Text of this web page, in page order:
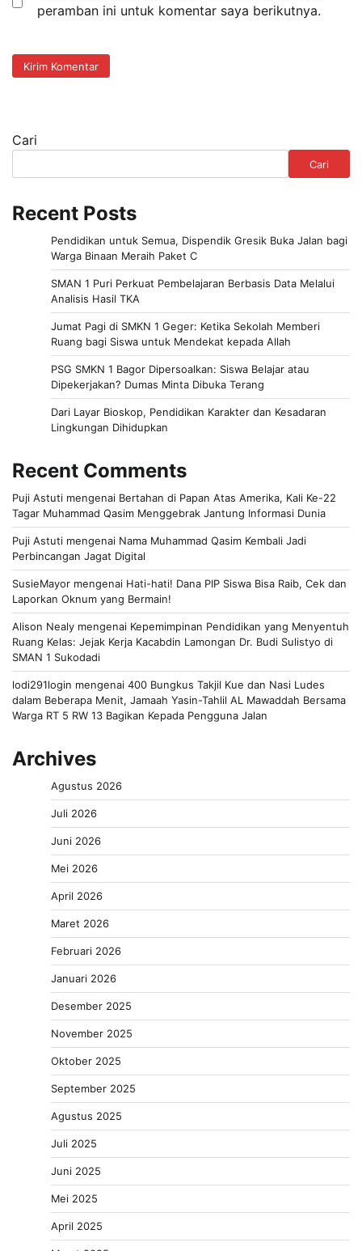
peramban ini untuk komentar saya berikutnya.
Cari
Cari
Recent Posts
Pendidikan untuk Semua, Dispendik Gresik Buka Jalan bagi
Warga Binaan Meraih Paket C
SMAN 1 Puri Perkuat Pembelajaran Berbasis Data Melalui
Analisis Hasil TKA
Jumat Pagi di SMKN 1 Geger: Ketika Sekolah Memberi
Ruang bagi Siswa untuk Mendekat kepada Allah
PSG SMKN 1 Bagor Dipersoalkan: Siswa Belajar atau
Dipekerjakan? Dumas Minta Dibuka Terang
Dari Layar Bioskop, Pendidikan Karakter dan Kesadaran
Lingkungan Dihidupkan
Recent Comments
Puji Astuti mengenai Bertahan di Papan Atas Amerika, Kali Ke-22
Tagar Muhammad Qasim Menggebrak Jantung Informasi Dunia
Puji Astuti mengenai Nama Muhammad Qasim Kembali Jadi
Perbincangan Jagat Digital
SusieMayor mengenai Hati-hati! Dana PIP Siswa Bisa Raib, Cek dan
Laporkan Oknum yang Bermain!
Alison Nealy mengenai Kepemimpinan Pendidikan yang Menyentuh
Ruang Kelas: Jejak Kerja Kacabdin Lamongan Dr. Budi Sulistyo di
SMAN 1 Sukodadi
lodi291login mengenai 400 Bungkus Takjil Kue dan Nasi Ludes
dalam Beberapa Menit, Jamaah Yasin-Tahlil AL Mawaddah Bersama
Warga RT 5 RW 13 Bagikan Kepada Pengguna Jalan
Archives
Agustus 2026
Juli 2026
Juni 2026
Mei 2026
April 2026
Maret 2026
Februari 2026
Januari 2026
Desember 2025
November 2025
Oktober 2025
September 2025
Agustus 2025
Juli 2025
Juni 2025
Mei 2025
April 2025